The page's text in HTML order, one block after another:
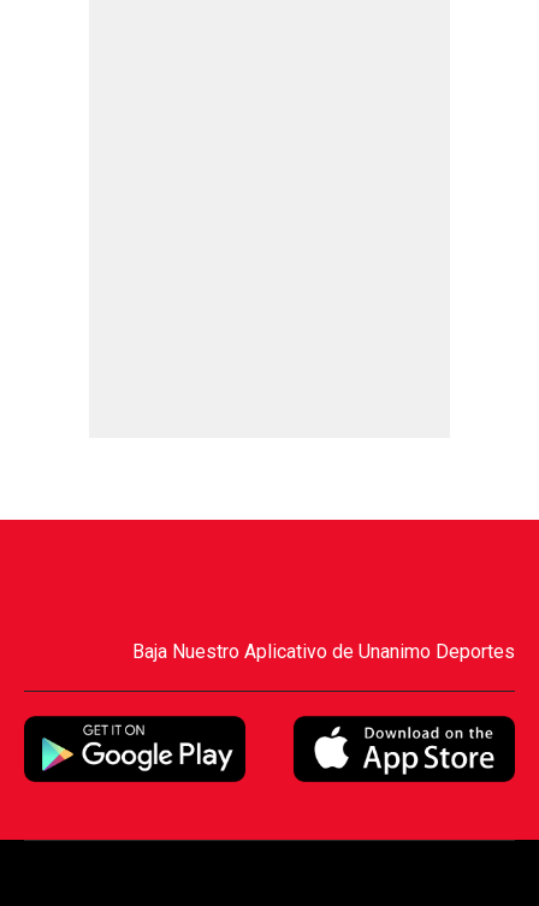
Baja Nuestro Aplicativo de Unanimo Deportes